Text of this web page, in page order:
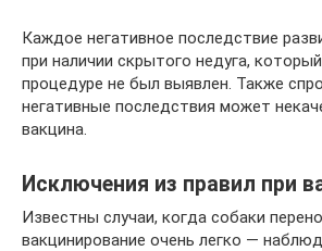
Каждое негативное последствие
при наличии скрытого недуга,
процедуре не был выявлен. Также
негативные последствия может
вакцина.
Исключения из правил при
Известны случаи, когда собаки
вакцинирование очень легко —